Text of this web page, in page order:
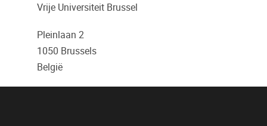
Vrije Universiteit Brussel
Pleinlaan 2
1050 Brussels
België